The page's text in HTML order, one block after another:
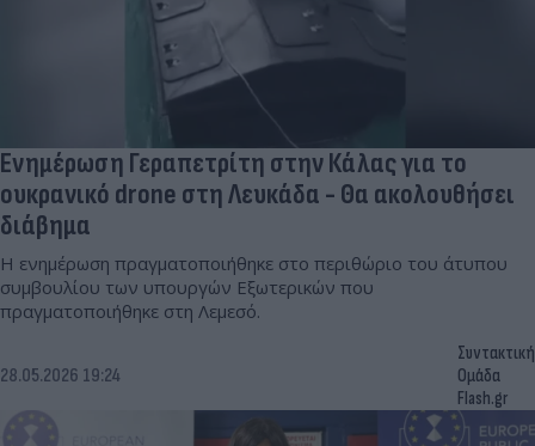
Ενημέρωση Γεραπετρίτη στην Κάλας για το
ουκρανικό drone στη Λευκάδα - Θα ακολουθήσει
διάβημα
Η ενημέρωση πραγματοποιήθηκε στο περιθώριο του άτυπου
συμβουλίου των υπουργών Εξωτερικών που
πραγματοποιήθηκε στη Λεμεσό.
28.05.2026 19:24
Συντακτική
Ομάδα
Flash.gr